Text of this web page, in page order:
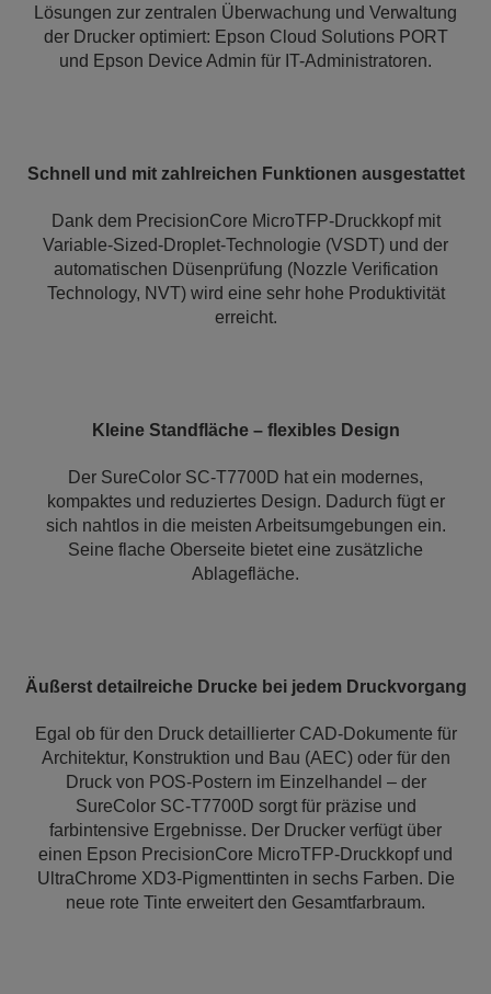
Lösungen zur zentralen Überwachung und Verwaltung
der Drucker optimiert: Epson Cloud Solutions PORT
und Epson Device Admin für IT-Administratoren.
Schnell und mit zahlreichen Funktionen ausgestattet
Dank dem PrecisionCore MicroTFP-Druckkopf mit
Variable-Sized-Droplet-Technologie (VSDT) und der
automatischen Düsenprüfung (Nozzle Verification
Technology, NVT) wird eine sehr hohe Produktivität
erreicht.
Kleine Standfläche – flexibles Design
Der SureColor SC-T7700D hat ein modernes,
kompaktes und reduziertes Design. Dadurch fügt er
sich nahtlos in die meisten Arbeitsumgebungen ein.
Seine flache Oberseite bietet eine zusätzliche
Ablagefläche.
Äußerst detailreiche Drucke bei jedem Druckvorgang
Egal ob für den Druck detaillierter CAD-Dokumente für
Architektur, Konstruktion und Bau (AEC) oder für den
Druck von POS-Postern im Einzelhandel – der
SureColor SC-T7700D sorgt für präzise und
farbintensive Ergebnisse. Der Drucker verfügt über
einen Epson PrecisionCore MicroTFP-Druckkopf und
UltraChrome XD3-Pigmenttinten in sechs Farben. Die
neue rote Tinte erweitert den Gesamtfarbraum.